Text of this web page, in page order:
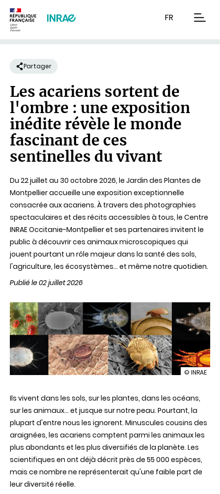
FR
Partager
Les acariens sortent de
l'ombre : une exposition
inédite révèle le monde
fascinant de ces
sentinelles du vivant
Du 22 juillet au 30 octobre 2026, le Jardin des Plantes de
Montpellier accueille une exposition exceptionnelle
consacrée aux acariens. À travers des photographies
spectaculaires et des récits accessibles à tous, le Centre
INRAE Occitanie-Montpellier et ses partenaires invitent le
public à découvrir ces animaux microscopiques qui
jouent pourtant un rôle majeur dans la santé des sols,
l'agriculture, les écosystèmes… et même notre quotidien.
Publié le 02 juillet 2026
illustration
sortent
de
l'ombre
:
une
exposition
inédite
révèle
le
monde
© INRAE
Ils vivent dans les sols, sur les plantes, dans les océans,
sur les animaux… et jusque sur notre peau. Pourtant, la
plupart d'entre nous les ignorent. Minuscules cousins des
araignées, les acariens comptent parmi les animaux les
plus abondants et les plus diversifiés de la planète. Les
scientifiques en ont déjà décrit près de 55 000 espèces,
mais ce nombre ne représenterait qu'une faible part de
leur diversité réelle.